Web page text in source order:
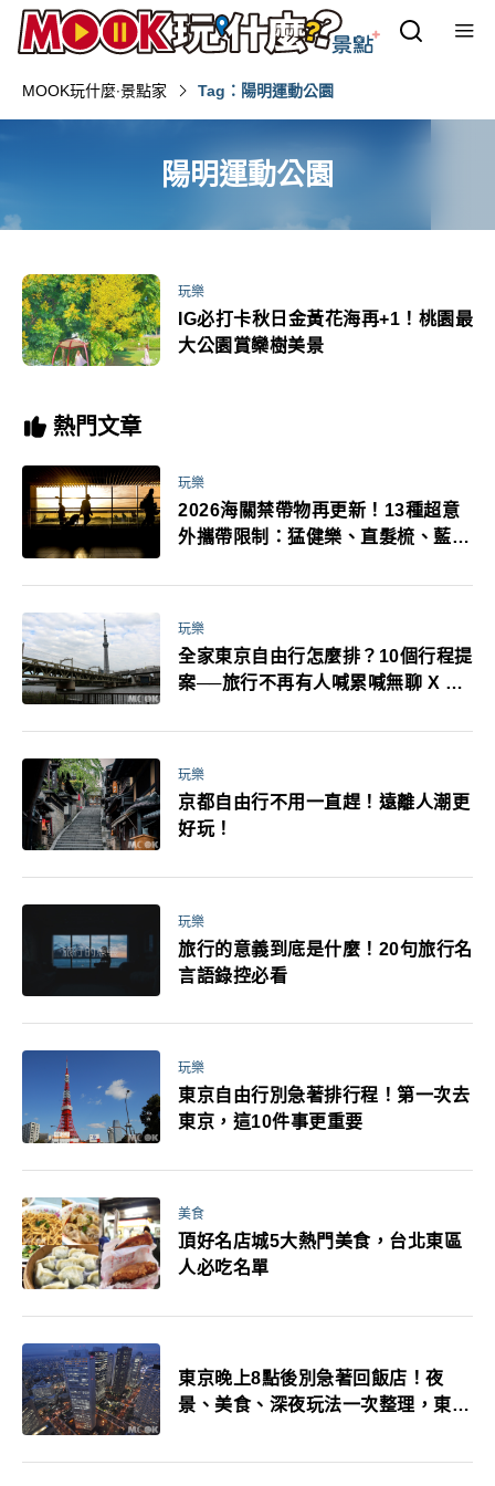
MOOK玩什麼‧景點家 Tag：陽明運動公園
陽明運動公園
玩樂
IG必打卡秋日金黃花海再+1！桃園最
大公園賞欒樹美景
熱門文章
玩樂
2026海關禁帶物再更新！13種超意
外攜帶限制：猛健樂、直髮梳、藍牙
萬！注意事項一次看！
玩樂
全家東京自由行怎麼排？10個行程提
案──旅行不再有人喊累喊無聊 X 爸
玩樂
京都自由行不用一直趕！遠離人潮更
好玩！
玩樂
旅行的意義到底是什麼！20句旅行名
言語錄控必看
玩樂
東京自由行別急著排行程！第一次去
東京，這10件事更重要
美食
頂好名店城5大熱門美食，台北東區
人必吃名單
東京晚上8點後別急著回飯店！夜
景、美食、深夜玩法一次整理，東京